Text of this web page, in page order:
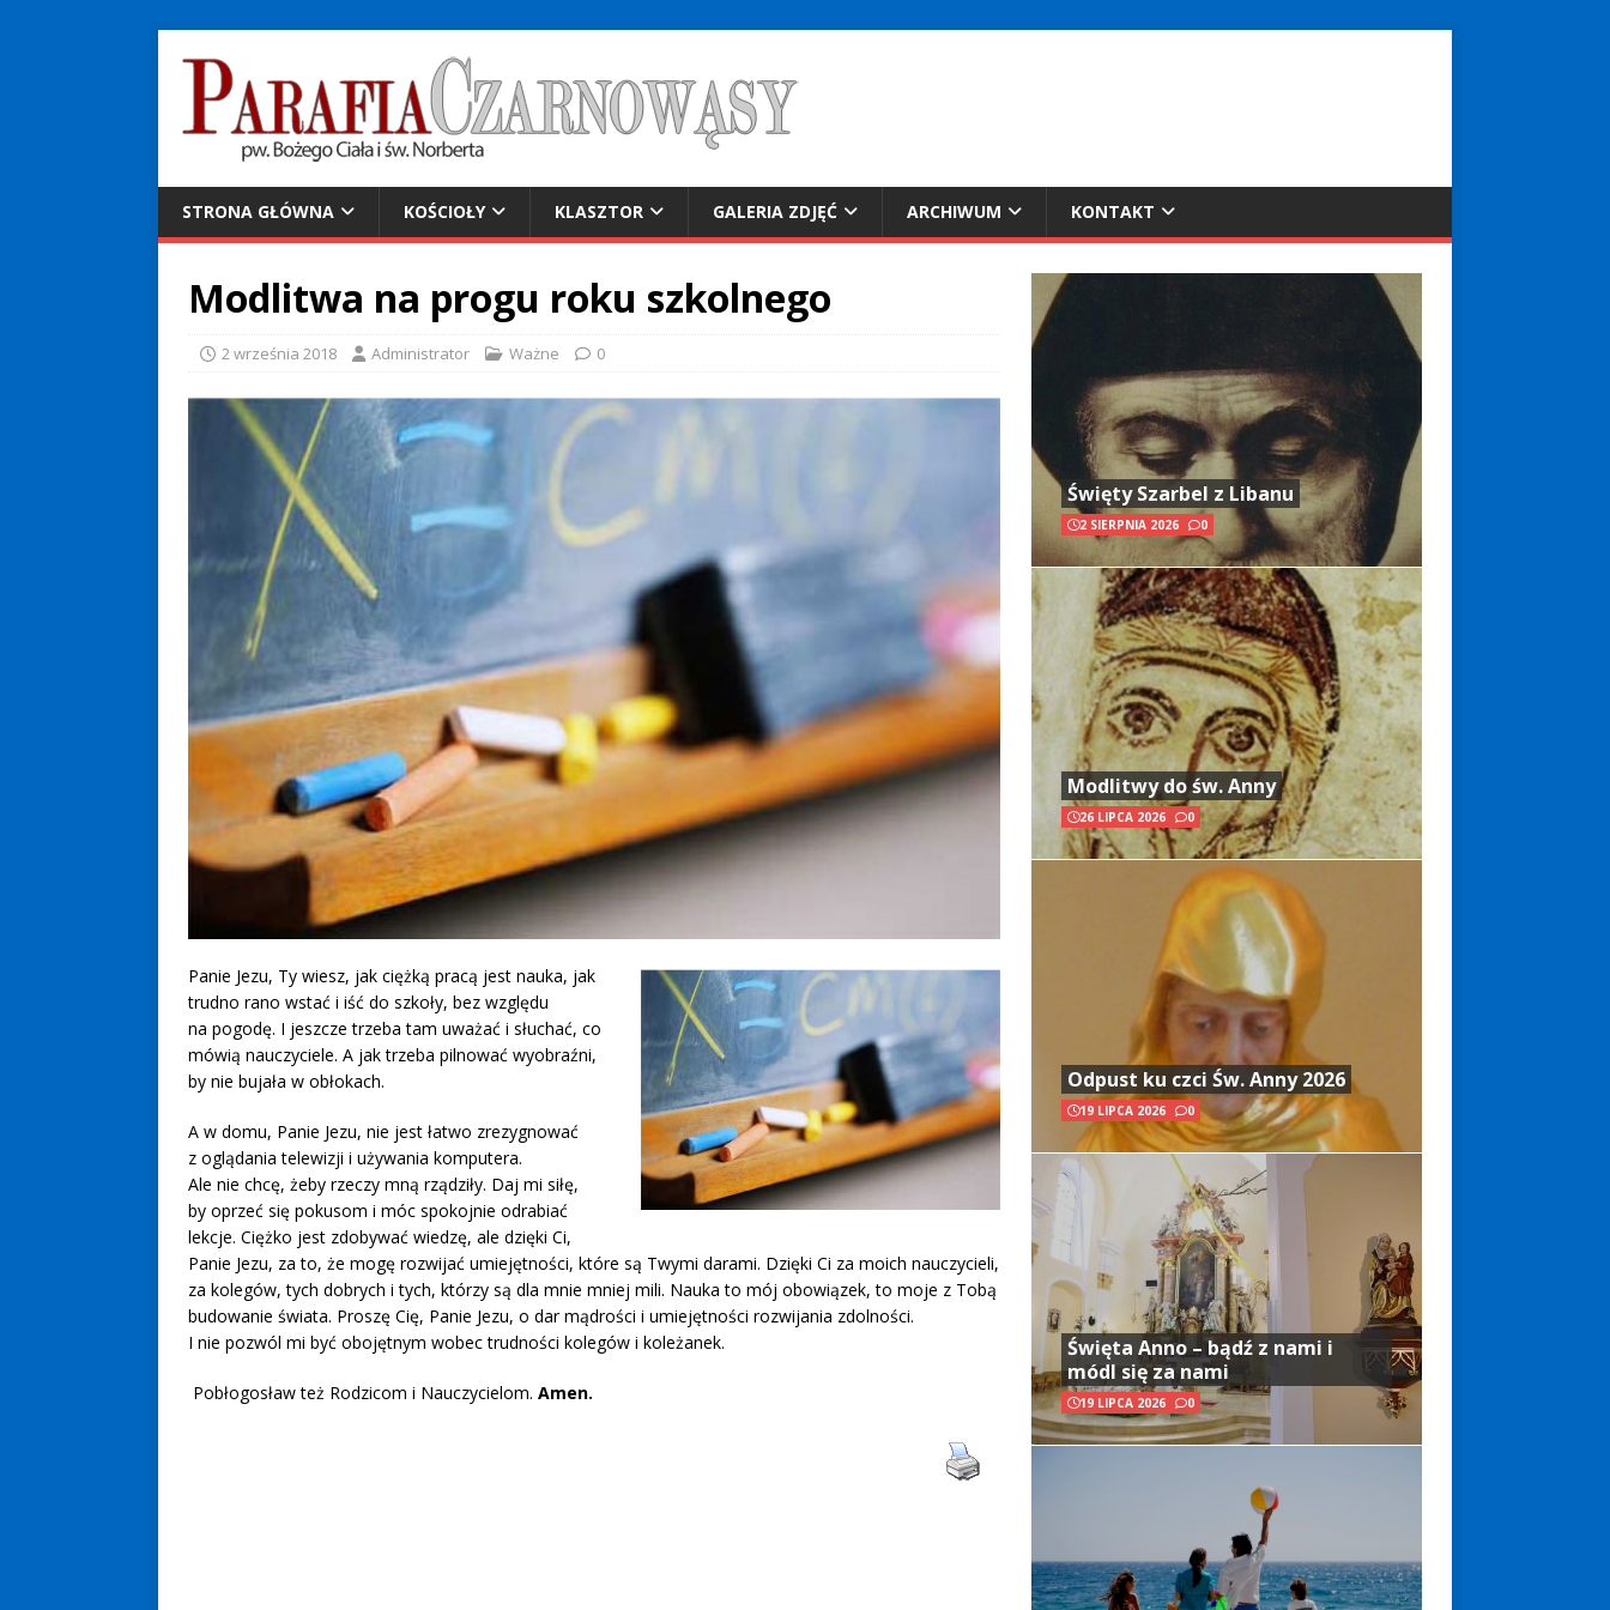
STRONA GŁÓWNA KOŚCIOŁY KLASZTOR GALERIA ZDJĘĆ ARCHIWUM KONTAKT
Modlitwa na progu roku szkolnego
2 września 2018 Administrator Ważne 0
Panie Jezu, Ty wiesz, jak ciężką pracą jest nauka, jak
trudno rano wstać i iść do szkoły, bez względu
na pogodę. I jeszcze trzeba tam uważać i słuchać, co
mówią nauczyciele. A jak trzeba pilnować wyobraźni,
by nie bujała w obłokach.
A w domu, Panie Jezu, nie jest łatwo zrezygnować
z oglądania telewizji i używania komputera.
Ale nie chcę, żeby rzeczy mną rządziły. Daj mi siłę,
by oprzeć się pokusom i móc spokojnie odrabiać
lekcje. Ciężko jest zdobywać wiedzę, ale dzięki Ci,
Panie Jezu, za to, że mogę rozwijać umiejętności, które są Twymi darami. Dzięki Ci za moich nauczycieli,
za kolegów, tych dobrych i tych, którzy są dla mnie mniej mili. Nauka to mój obowiązek, to moje z Tobą
budowanie świata. Proszę Cię, Panie Jezu, o dar mądrości i umiejętności rozwijania zdolności.
I nie pozwól mi być obojętnym wobec trudności kolegów i koleżanek.
Pobłogosław też Rodzicom i Nauczycielom. Amen.
Święty Szarbel z Libanu
2 SIERPNIA 2026 0
Modlitwy do św. Anny
26 LIPCA 2026 0
Odpust ku czci Św. Anny 2026
19 LIPCA 2026 0
Święta Anno – bądź z nami i
módl się za nami
19 LIPCA 2026 0